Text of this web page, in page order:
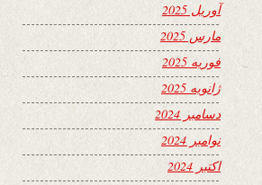
آوریل 2025
مارس 2025
فوریه 2025
ژانویه 2025
دسامبر 2024
نوامبر 2024
اکتبر 2024